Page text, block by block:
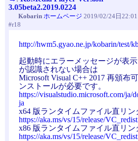
3.05beta2.2019.0224
Kobarin ホームページ 2019/02/24日22:01
#r18
http://hwm5.gyao.ne.jp/kobarin/test/
起動時にエラーメッセージが表
が認識されない場合は
Microsoft Visual C++ 2017 再頒布
ンストールが必要です。
https://visualstudio.microsoft.com/ja/
ja
x64 版ランタイムファイル直リン
https://aka.ms/vs/15/release/
x86 版ランタイムファイル直リン
https://aka.ms/vs/15/release/